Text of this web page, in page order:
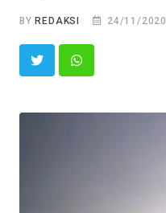
BY REDAKSI 24/11/2020